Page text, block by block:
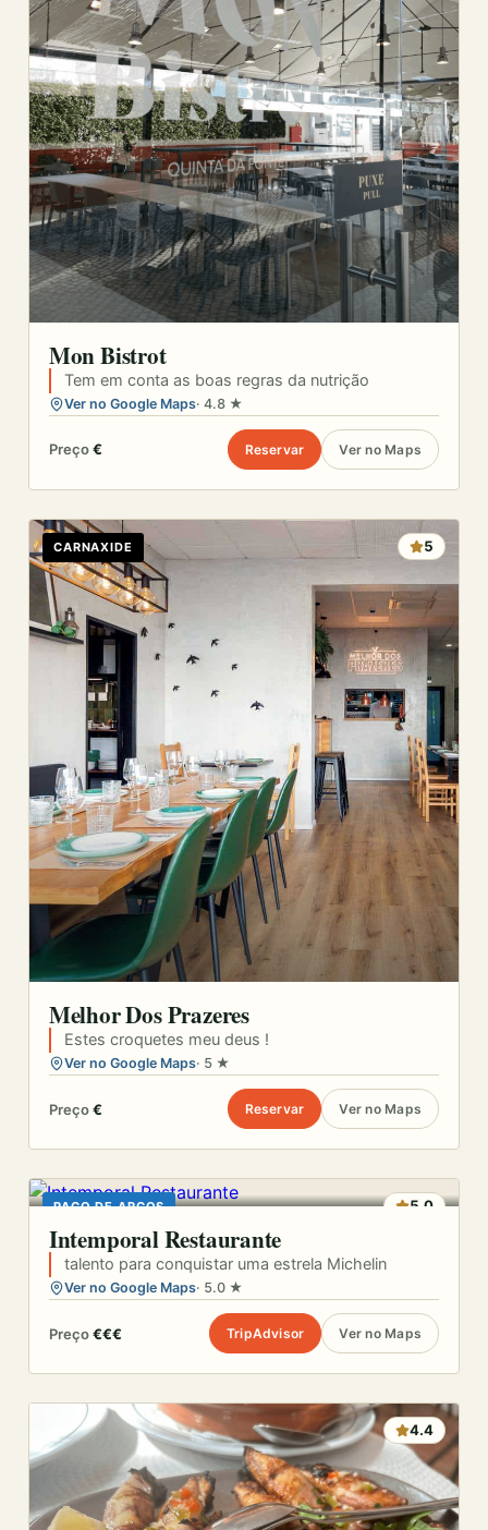
Mon Bistrot
Tem em conta as boas regras da nutrição
Ver no Google Maps· 4.8 ★
Preço€ Reservar Ver no Maps
CARNAXIDE 5
Melhor Dos Prazeres
Estes croquetes meu deus !
Ver no Google Maps· 5 ★
Preço€ Reservar Ver no Maps
PAÇO DE ARCOS 5.0
Intemporal Restaurante
talento para conquistar uma estrela Michelin
Ver no Google Maps· 5.0 ★
Preço€€€ TripAdvisor Ver no Maps
4.4